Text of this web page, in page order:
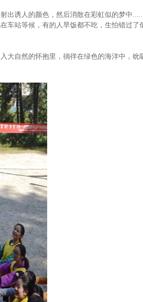
出诱人的颜色，然后消散在彩虹似的梦中
站等候，有的人早饭都不吃，生怕错过了
大自然的怀抱里，徜徉在绿色的海洋中，吮